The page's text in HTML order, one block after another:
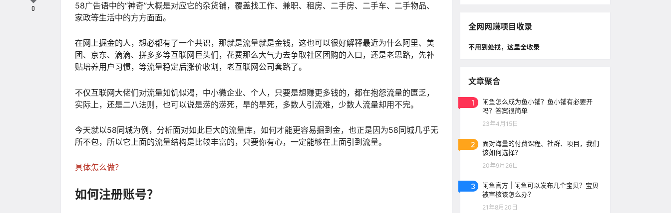
58广告语中的“神奇”大概是对应它的杂货铺，覆盖找工作、兼职、租房、二手房、二手车、二手物品、
家政等生活中的方方面面。
在网上掘金的人，想必都有了一个共识，那就是流量就是金钱，这也可以很好解释最近为什么阿里、美
团、京东、滴滴、拼多多等互联网巨头们，花费那么大气力去争取社区团购的入口，还是老思路，先补
贴培养用户习惯，等流量稳定后涨价收割，老互联网公司套路了。
不仅互联网大佬们对流量如饥似渴，中小微企业、个人，只要是想赚更多钱的，都在抱怨流量的匮乏，
实际上，还是二八法则，也可以说是涝的涝死，旱的旱死，多数人引流难，少数人流量却用不完。
今天就以58同城为例，分析面对如此巨大的流量库，如何才能更容易掘到金，也正是因为58同城几乎无
所不包，所以它上面的流量结构是比较丰富的，只要你有心，一定能够在上面引到流量。
具体怎么做？
如何注册账号？
0
全网网赚项目收录
不用到处找，这里全收录
文章聚合
1
闲鱼怎么成为鱼小铺？鱼小铺有必要开
吗？答案很简单
23年4月15日
2
面对海量的付费课程、社群、项目，我们
该如何选择？
20年9月26日
3
闲鱼官方 | 闲鱼可以发布几个宝贝？宝贝​
被审核该怎么办？
21年8月20日